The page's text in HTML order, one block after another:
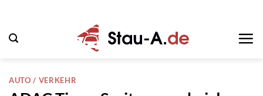
springen
AUTO / VERKEHR